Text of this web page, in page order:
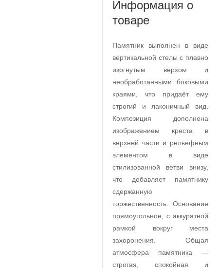
Информация о
товаре
Памятник выполнен в виде
вертикальной стелы с плавно
изогнутым верхом и
необработанными боковыми
краями, что придаёт ему
строгий и лаконичный вид.
Композиция дополнена
изображением креста в
верхней части и рельефным
элементом в виде
стилизованной ветви внизу,
что добавляет памятнику
сдержанную
торжественность. Основание
прямоугольное, с аккуратной
рамкой вокруг места
захоронения. Общая
атмосфера памятника —
строгая, спокойная и